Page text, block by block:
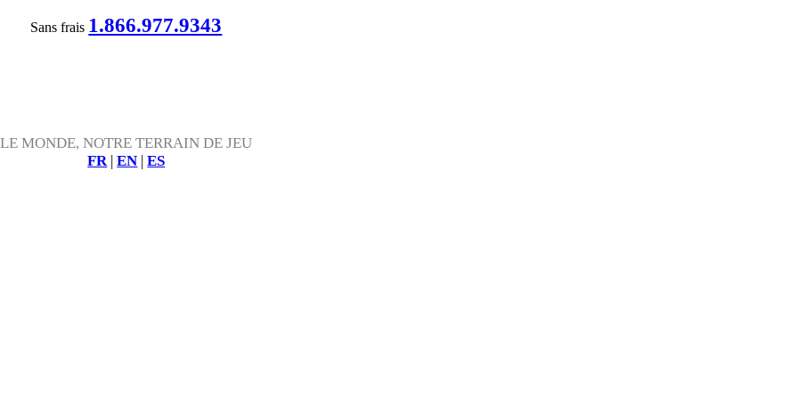
Sans frais 1.866.977.9343
LE MONDE, NOTRE TERRAIN DE JEU
FR|EN |ES